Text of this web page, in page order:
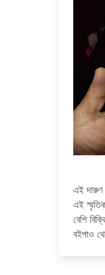
এই দারুণ
এই
বেশি
বইপাও